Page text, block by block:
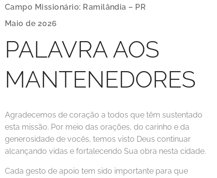
Campo Missionário: Ramilândia – PR
Maio de 2026
PALAVRA AOS
MANTENEDORES
Agradecemos de coração a todos que têm sustentado
esta missão. Por meio das orações, do carinho e da
generosidade de vocês, temos visto Deus continuar
alcançando vidas e fortalecendo Sua obra nesta cidade.
Cada gesto de apoio tem sido importante para que